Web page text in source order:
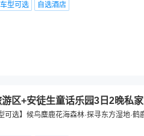
车型可选 自选酒店
区+安徒生童话乐园3日2晚私家
可选】候鸟麋鹿花海森林·探寻东方湿地·